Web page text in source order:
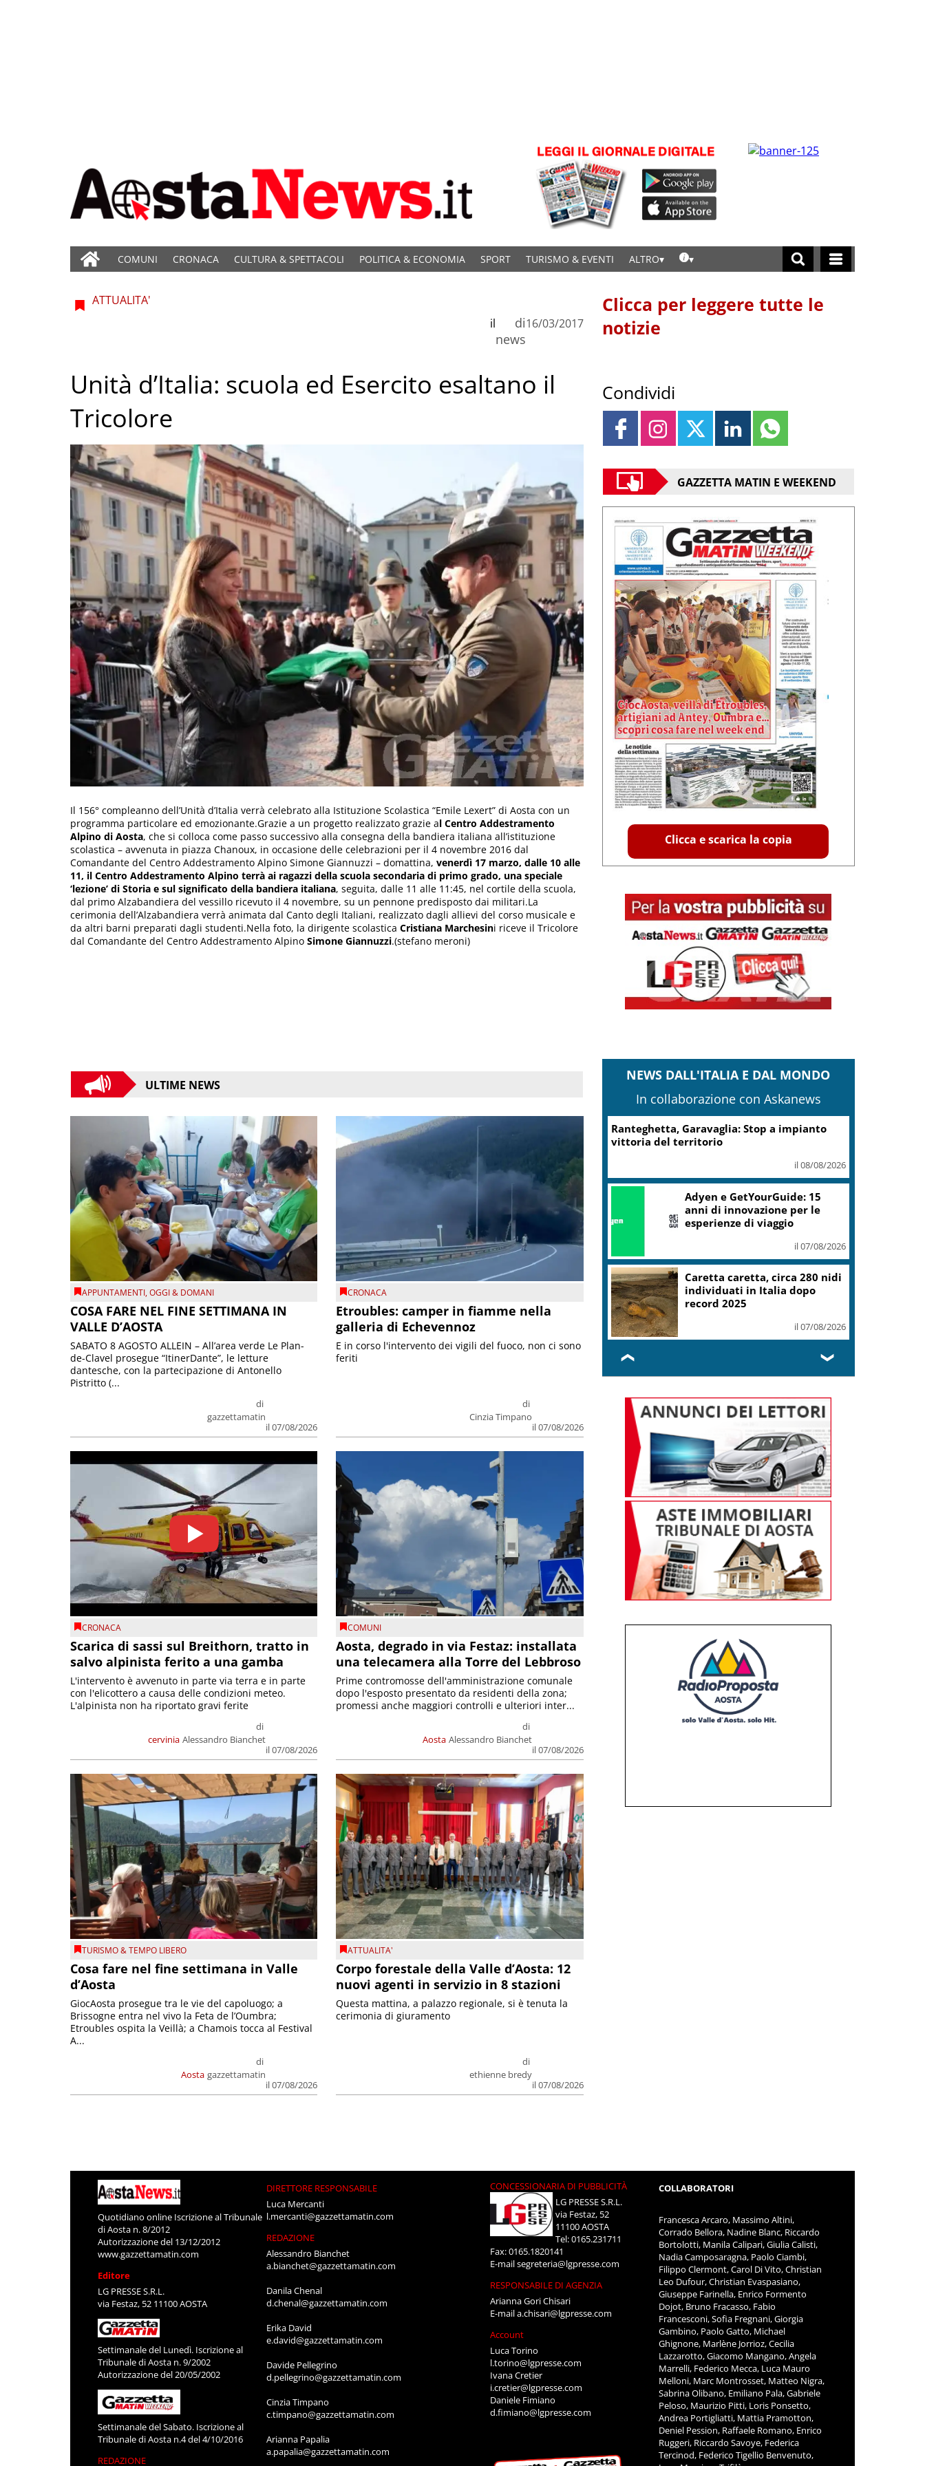
COMUNI CRONACA CULTURA & SPETTACOLI POLITICA & ECONOMIA SPORT TURISMO & EVENTI ALTRO
ATTUALITA'
di
news
il 16/03/2017
Unità d’Italia: scuola ed Esercito esaltano il
Tricolore
Il 156° compleanno dell’Unità d’Italia verrà celebrato alla Istituzione Scolastica “Emile Lexert” di Aosta con un
programma particolare ed emozionante.Grazie a un progetto realizzato grazie al Centro Addestramento
Alpino di Aosta, che si colloca come passo successivo alla consegna della bandiera italiana all’istituzione
scolastica – avvenuta in piazza Chanoux, in occasione delle celebrazioni per il 4 novembre 2016 dal
Comandante del Centro Addestramento Alpino Simone Giannuzzi – domattina, venerdì 17 marzo, dalle 10 alle
11, il Centro Addestramento Alpino terrà ai ragazzi della scuola secondaria di primo grado, una speciale
‘lezione’ di Storia e sul significato della bandiera italiana, seguita, dalle 11 alle 11:45, nel cortile della scuola,
dal primo Alzabandiera del vessillo ricevuto il 4 novembre, su un pennone predisposto dai militari.La
cerimonia dell’Alzabandiera verrà animata dal Canto degli Italiani, realizzato dagli allievi del corso musicale e
da altri barni preparati dagli studenti.Nella foto, la dirigente scolastica Cristiana Marchesini riceve il Tricolore
dal Comandante del Centro Addestramento Alpino Simone Giannuzzi.(stefano meroni)
ULTIME NEWS
APPUNTAMENTI,OGGI & DOMANI
COSA FARE NEL FINE SETTIMANA IN
VALLE D’AOSTA
di
gazzettamatin
il 07/08/2026
SABATO 8 AGOSTO ALLEIN – All’area verde Le Plan-
de-Clavel prosegue “ItinerDante”, le letture
dantesche, con la partecipazione di Antonello
Pistritto (...
CRONACA
Etroubles: camper in fiamme nella
galleria di Echevennoz
di
Cinzia Timpano
il 07/08/2026
E in corso l'intervento dei vigili del fuoco, non ci sono
feriti
CRONACA
Scarica di sassi sul Breithorn, tratto in
salvo alpinista ferito a una gamba
cervinia
di
Alessandro Bianchet
il 07/08/2026
L'intervento è avvenuto in parte via terra e in parte
con l'elicottero a causa delle condizioni meteo.
L'alpinista non ha riportato gravi ferite
COMUNI
Aosta, degrado in via Festaz: installata
una telecamera alla Torre del Lebbroso
Aosta
di
Alessandro Bianchet
il 07/08/2026
Prime contromosse dell'amministrazione comunale
dopo l'esposto presentato da residenti della zona;
promessi anche maggiori controlli e ulteriori inter...
TURISMO & TEMPO LIBERO
Cosa fare nel fine settimana in Valle
d’Aosta
Aosta
di
gazzettamatin
il 07/08/2026
GiocAosta prosegue tra le vie del capoluogo; a
Brissogne entra nel vivo la Feta de l’Oumbra;
Etroubles ospita la Veillà; a Chamois tocca al Festival
A...
ATTUALITA'
Corpo forestale della Valle d’Aosta: 12
nuovi agenti in servizio in 8 stazioni
di
ethienne bredy
il 07/08/2026
Questa mattina, a palazzo regionale, si è tenuta la
cerimonia di giuramento
Clicca per leggere tutte le
notizie
Condividi
GAZZETTA MATIN E WEEKEND
Clicca e scarica la copia
NEWS DALL'ITALIA E DAL MONDO
In collaborazione con Askanews
Turismo, Osservatorio
Telepass: +20% di interesse
il 07/08/2026
Mic, Liguria: 5,8 mln da piano Grandi
Progetti Beni Culturali
il 07/08/2026
Mondiali Wakeboard: primo
oro è azzurro, Noa Gualtieri
campione Under 14
il 07/08/2026
❮ ❯
Quotidiano online Iscrizione al Tribunale
di Aosta n. 8/2012
Autorizzazione del 13/12/2012
www.gazzettamatin.com
Editore
LG PRESSE S.R.L.
via Festaz, 52 11100 AOSTA
Settimanale del Lunedì. Iscrizione al
Tribunale di Aosta n. 9/2002
Autorizzazione del 20/05/2002
Settimanale del Sabato. Iscrizione al
Tribunale di Aosta n.4 del 4/10/2016
REDAZIONE
DIRETTORE RESPONSABILE
Luca Mercanti
l.mercanti@gazzettamatin.com
REDAZIONE
Alessandro Bianchet
a.bianchet@gazzettamatin.com
Danila Chenal
d.chenal@gazzettamatin.com
Erika David
e.david@gazzettamatin.com
Davide Pellegrino
d.pellegrino@gazzettamatin.com
Cinzia Timpano
c.timpano@gazzettamatin.com
Arianna Papalia
a.papalia@gazzettamatin.com
CONCESSIONARIA DI PUBBLICITÀ
LG PRESSE S.R.L.
via Festaz, 52
11100 AOSTA
Tel: 0165.231711
Fax: 0165.1820141
E-mailsegreteria@lgpresse.com
RESPONSABILE DI AGENZIA
Arianna Gori Chisari
E-maila.chisari@lgpresse.com
Account
Luca Torino
l.torino@lgpresse.com
Ivana Cretier
i.cretier@lgpresse.com
Daniele Fimiano
d.fimiano@lgpresse.com
COLLABORATORI
Francesca Arcaro, Massimo Altini,
Corrado Bellora, Nadine Blanc, Riccardo
Bortolotti, Manila Calipari, Giulia Calisti,
Nadia Camposaragna, Paolo Ciambi,
Filippo Clermont, Carol Di Vito, Christian
Leo Dufour, Christian Evaspasiano,
Giuseppe Farinella, Enrico Formento
Dojot, Bruno Fracasso, Fabio
Francesconi, Sofia Fregnani, Giorgia
Gambino, Paolo Gatto, Michael
Ghignone, Marlène Jorrioz, Cecilia
Lazzarotto, Giacomo Mangano, Angela
Marrelli, Federico Mecca, Luca Mauro
Melloni, Marc Montrosset, Matteo Nigra,
Sabrina Olibano, Emiliano Pala, Gabriele
Peloso, Maurizio Pitti, Loris Ponsetto,
Andrea Portigliatti, Mattia Pramotton,
Deniel Pession, Raffaele Romano, Enrico
Ruggeri, Riccardo Savoye, Federica
Tercinod, Federico Tigellio Benvenuto,